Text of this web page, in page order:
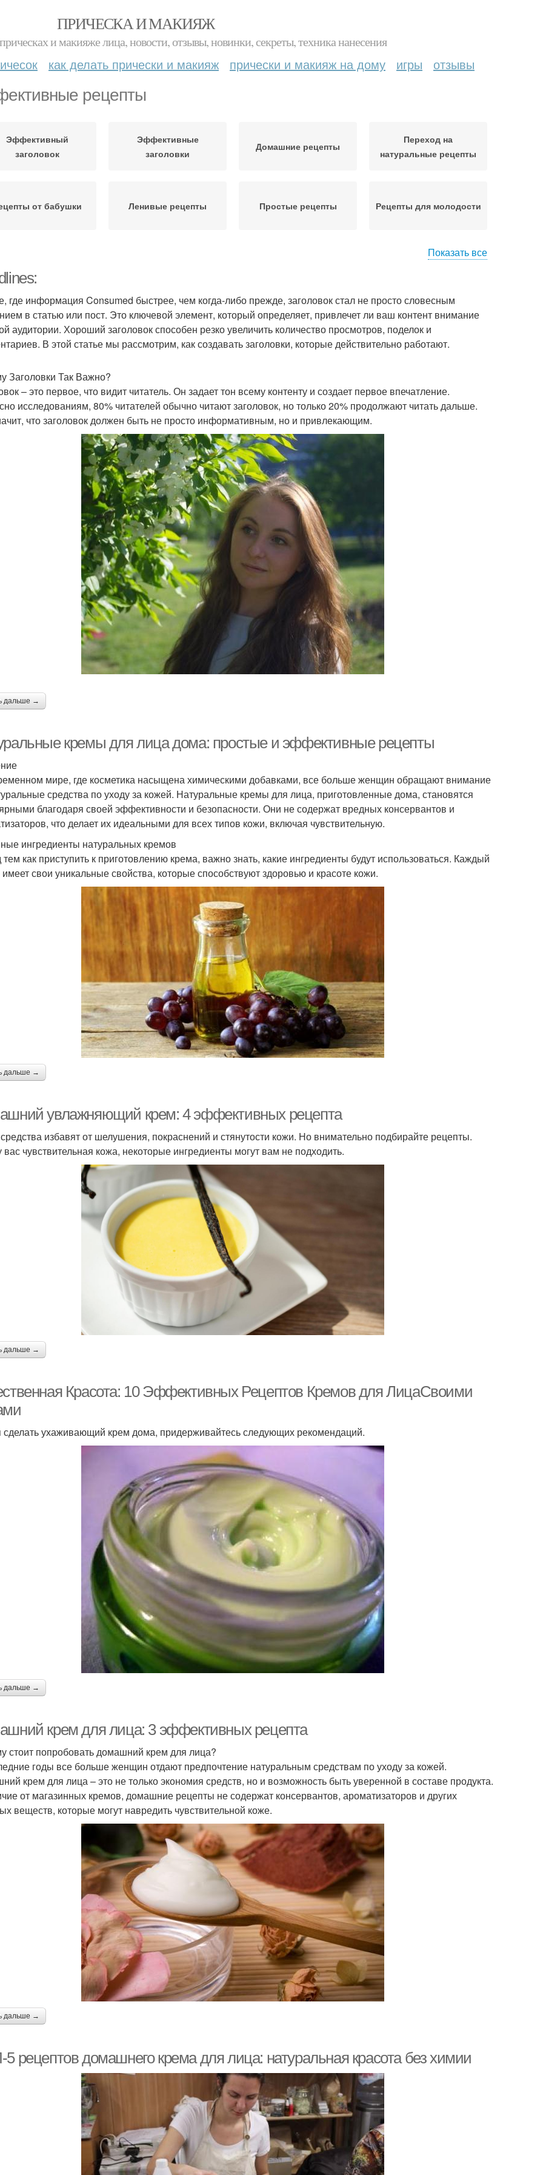
ПРИЧЕСКА И МАКИЯЖ
и макияже лица, новости, отзывы, новинки, секреты, техника нанесения
как делать прически и макияж прически и макияж на дому игры отзывы
рецепты
Эффективный
заголовок
Эффективные
заголовки
Домашние рецепты
Переход на
натуральные рецепты
от бабушки Ленивые рецепты Простые рецепты Рецепты для молодости
маска Рецепт с аспирином
Рецепты для
комбинированной кожи
Народные рецепты
Показать все
где информация Consumed быстрее, чем когда-либо прежде, заголовок стал не просто словесным
в статью или пост. Это ключевой элемент, который определяет, привлечет ли ваш контент внимание
аудитории. Хороший заголовок способен резко увеличить количество просмотров, поделок и
В этой статье мы рассмотрим, как создавать заголовки, которые действительно работают.
Заголовки Так Важно?
– это первое, что видит читатель. Он задает тон всему контенту и создает первое впечатление.
исследованиям, 80% читателей обычно читают заголовок, но только 20% продолжают читать дальше.
что заголовок должен быть не просто информативным, но и привлекающим.
дальше →
кремы для лица дома: простые и эффективные рецепты
мире, где косметика насыщена химическими добавками, все больше женщин обращают внимание
средства по уходу за кожей. Натуральные кремы для лица, приготовленные дома, становятся
благодаря своей эффективности и безопасности. Они не содержат вредных консервантов и
что делает их идеальными для всех типов кожи, включая чувствительную.
ингредиенты натуральных кремов
как приступить к приготовлению крема, важно знать, какие ингредиенты будут использоваться. Каждый
имеет свои уникальные свойства, которые способствуют здоровью и красоте кожи.
дальше →
увлажняющий крем: 4 эффективных рецепта
избавят от шелушения, покраснений и стянутости кожи. Но внимательно подбирайте рецепты.
вас чувствительная кожа, некоторые ингредиенты могут вам не подходить.
дальше →
Красота: 10 Эффективных Рецептов Кремов для ЛицаСвоими
ухаживающий крем дома, придерживайтесь следующих рекомендаций.
дальше →
крем для лица: 3 эффективных рецепта
стоит попробовать домашний крем для лица?
годы все больше женщин отдают предпочтение натуральным средствам по уходу за кожей.
крем для лица – это не только экономия средств, но и возможность быть уверенной в составе продукта.
от магазинных кремов, домашние рецепты не содержат консервантов, ароматизаторов и других
веществ, которые могут навредить чувствительной коже.
дальше →
рецептов домашнего крема для лица: натуральная красота без химии